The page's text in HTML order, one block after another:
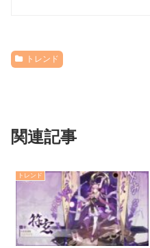
トレンド
関連記事
トレンド